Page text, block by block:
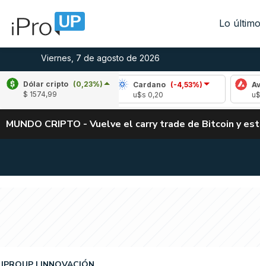
Lo último
Viernes, 7 de agosto de 2026
Dólar cripto (0,23%)
$ 1574,99
2,08%) Cardano (-4,53%)
Avalanche
(-
MUNDO CRIPTO - Vuelve el carry trade de Bitcoin y